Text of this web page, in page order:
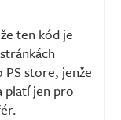
ten kód je
store, jenže
platí jen pro